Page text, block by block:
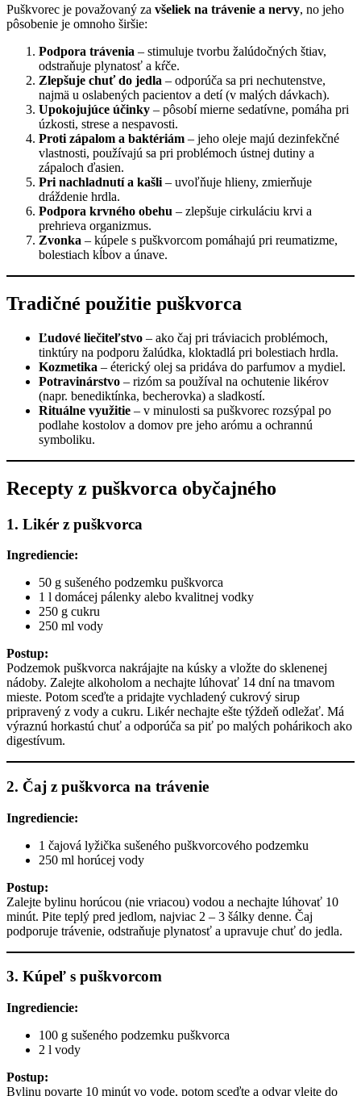
Puškvorec je považovaný za všeliek na trávenie a nervy, no jeho
pôsobenie je omnoho širšie:
Podpora trávenia – stimuluje tvorbu žalúdočných štiav,
odstraňuje plynatosť a kŕče.
Zlepšuje chuť do jedla – odporúča sa pri nechutenstve,
najmä u oslabených pacientov a detí (v malých dávkach).
Upokojujúce účinky – pôsobí mierne sedatívne, pomáha pri
úzkosti, strese a nespavosti.
Proti zápalom a baktériám – jeho oleje majú dezinfekčné
vlastnosti, používajú sa pri problémoch ústnej dutiny a
zápaloch ďasien.
Pri nachladnutí a kašli – uvoľňuje hlieny, zmierňuje
dráždenie hrdla.
Podpora krvného obehu – zlepšuje cirkuláciu krvi a
prehrieva organizmus.
Zvonka – kúpele s puškvorcom pomáhajú pri reumatizme,
bolestiach kĺbov a únave.
Tradičné použitie puškvorca
Ľudové liečiteľstvo – ako čaj pri tráviacich problémoch,
tinktúry na podporu žalúdka, kloktadlá pri bolestiach hrdla.
Kozmetika – éterický olej sa pridáva do parfumov a mydiel.
Potravinárstvo – rizóm sa používal na ochutenie likérov
(napr. benediktínka, becherovka) a sladkostí.
Rituálne využitie – v minulosti sa puškvorec rozsýpal po
podlahe kostolov a domov pre jeho arómu a ochrannú
symboliku.
Recepty z puškvorca obyčajného
1. Likér z puškvorca
Ingrediencie:
50 g sušeného podzemku puškvorca
1 l domácej pálenky alebo kvalitnej vodky
250 g cukru
250 ml vody
Postup:
Podzemok puškvorca nakrájajte na kúsky a vložte do sklenenej
nádoby. Zalejte alkoholom a nechajte lúhovať 14 dní na tmavom
mieste. Potom sceďte a pridajte vychladený cukrový sirup
pripravený z vody a cukru. Likér nechajte ešte týždeň odležať. Má
výraznú horkastú chuť a odporúča sa piť po malých pohárikoch ako
digestívum.
2. Čaj z puškvorca na trávenie
Ingrediencie:
1 čajová lyžička sušeného puškvorcového podzemku
250 ml horúcej vody
Postup:
Zalejte bylinu horúcou (nie vriacou) vodou a nechajte lúhovať 10
minút. Pite teplý pred jedlom, najviac 2 – 3 šálky denne. Čaj
podporuje trávenie, odstraňuje plynatosť a upravuje chuť do jedla.
3. Kúpeľ s puškvorcom
Ingrediencie:
100 g sušeného podzemku puškvorca
2 l vody
Postup:
Bylinu povarte 10 minút vo vode, potom sceďte a odvar vlejte do